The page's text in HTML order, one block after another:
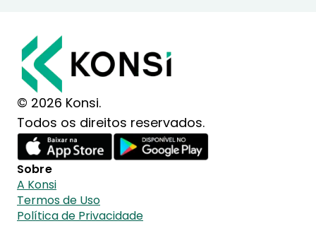
© 2026 Konsi.
Todos os direitos reservados.
Sobre
A Konsi
Termos de Uso
Política de Privacidade